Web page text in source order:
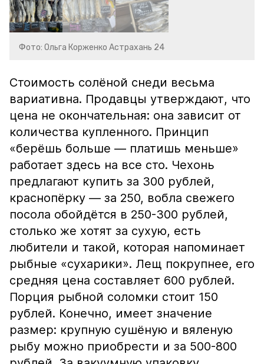
Фото: Ольга Корженко Астрахань 24
Стоимость солёной снеди весьма
вариативна. Продавцы утверждают, что
цена не окончательная: она зависит от
количества купленного. Принцип
«берёшь больше — платишь меньше»
работает здесь на все сто. Чехонь
предлагают купить за 300 рублей,
краснопёрку — за 250, вобла свежего
посола обойдётся в 250-300 рублей,
столько же хотят за сухую, есть
любители и такой, которая напоминает
рыбные «сухарики». Лещ покрупнее, его
средняя цена составляет 600 рублей.
Порция рыбной соломки стоит 150
рублей. Конечно, имеет значение
размер: крупную сушёную и вяленую
рыбу можно приобрести и за 500-800